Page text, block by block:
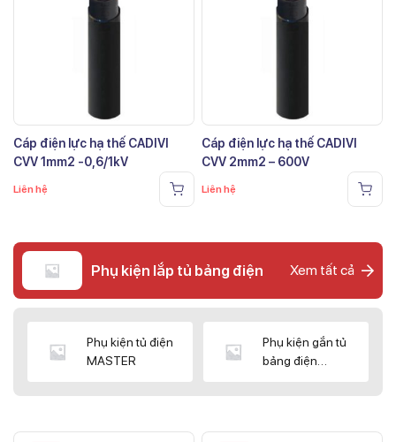
Cáp điện lực hạ thế CADIVI
CVV 1mm2 -0,6/1kV
Liên hệ
Cáp điện lực hạ thế CADIVI
CVV 2mm2 – 600V
Liên hệ
Phụ kiện lắp tủ bảng điện Xem tất cả
Phụ kiện tủ điện
MASTER
Phụ kiện gắn tủ
bảng điện